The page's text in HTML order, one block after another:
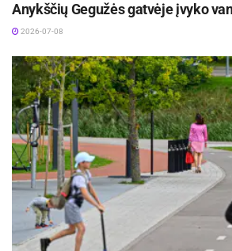
Anykščių Gegužės gatvėje įvyko
2026-07-08